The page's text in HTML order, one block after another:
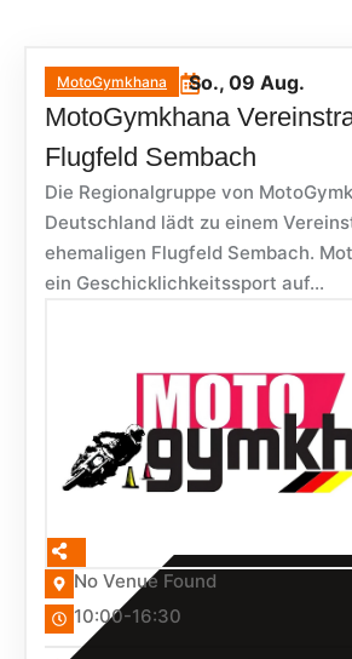
MotoGymkhana So., 09 Aug.
MotoGymkhana
Flugfeld Sembach
Die Regionalgruppe von
Deutschland lädt zu einem
ehemaligen Flugfeld Sembach.
ein Geschicklichkeitssport auf...
No Venue Found
10:00-16:30